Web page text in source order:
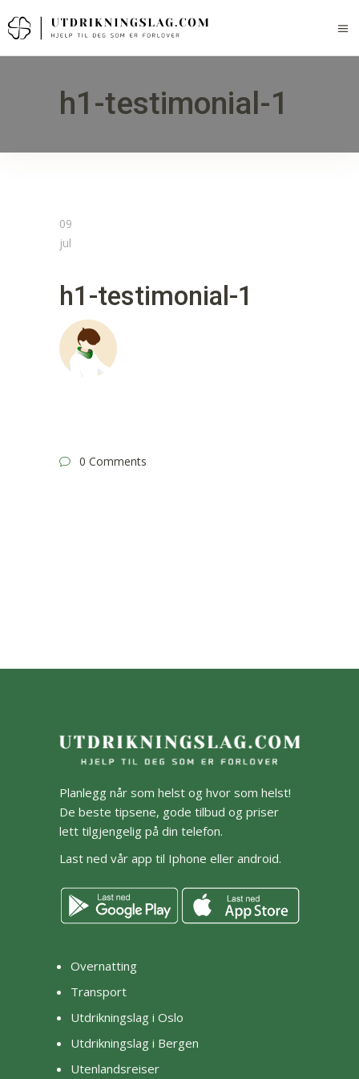
h1-testimonial-1
09
jul
h1-testimonial-1
0 Comments
Planlegg når som helst og hvor som helst!
De beste tipsene, gode tilbud og priser
lett tilgjengelig på din telefon.
Last ned vår app til Iphone eller android.
Overnatting
Transport
Utdrikningslag i Oslo
Utdrikningslag i Bergen
Utenlandsreiser